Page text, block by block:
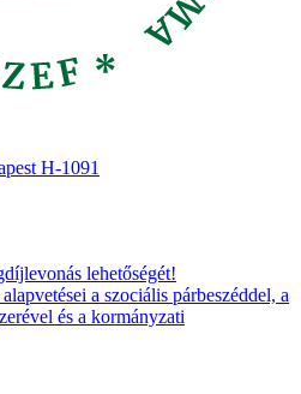
H-1091
lehetőségét!
a szociális párbeszéddel, a
és a kormányzati